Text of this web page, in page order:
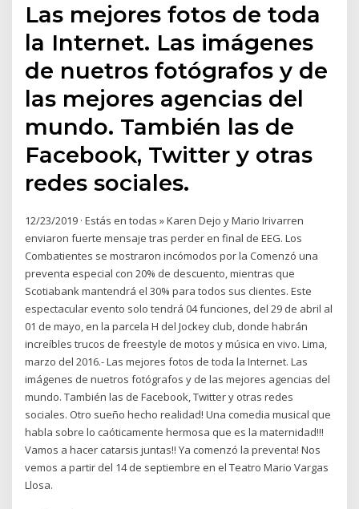
Las mejores fotos de toda
la Internet. Las imágenes
de nuetros fotógrafos y de
las mejores agencias del
mundo. También las de
Facebook, Twitter y otras
redes sociales.
12/23/2019 · Estás en todas » Karen Dejo y Mario Irivarren
enviaron fuerte mensaje tras perder en final de EEG. Los
Combatientes se mostraron incómodos por la Comenzó una
preventa especial con 20% de descuento, mientras que
Scotiabank mantendrá el 30% para todos sus clientes. Este
espectacular evento solo tendrá 04 funciones, del 29 de abril al
01 de mayo, en la parcela H del Jockey club, donde habrán
increíbles trucos de freestyle de motos y música en vivo. Lima,
marzo del 2016.- Las mejores fotos de toda la Internet. Las
imágenes de nuetros fotógrafos y de las mejores agencias del
mundo. También las de Facebook, Twitter y otras redes
sociales. Otro sueño hecho realidad! Una comedia musical que
habla sobre lo caóticamente hermosa que es la maternidad!!!
Vamos a hacer catarsis juntas!! Ya comenzó la preventa! Nos
vemos a partir del 14 de septiembre en el Teatro Mario Vargas
Llosa.